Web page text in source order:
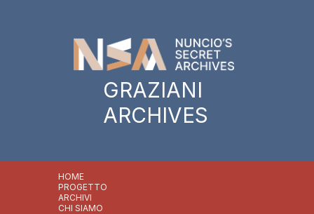
GRAZIANI
ARCHIVES
HOME
PROGETTO
ARCHIVI
CHI SIAMO